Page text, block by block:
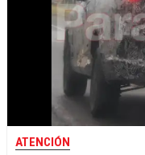
ATENCIÓN